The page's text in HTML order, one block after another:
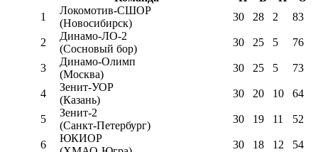
1
Локомотив-CШОР
(Новосибирск)
30 28 2 83
2
Динамо-ЛО-2
(Сосновый бор)
30 25 5 76
3
Динамо-Олимп
(Москва)
30 25 5 73
4
Зенит-УОР
(Казань)
30 20 10 64
5
Зенит-2
(Санкт-Петербург)
30 19 11 52
6
ЮКИОР
30 18 12 54